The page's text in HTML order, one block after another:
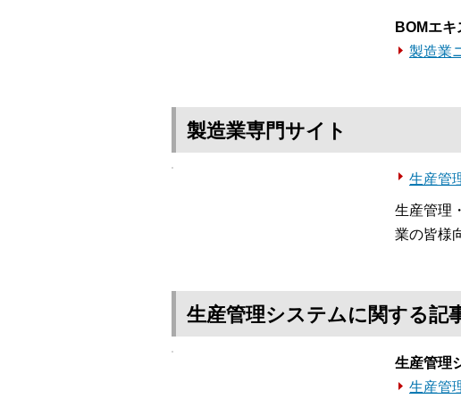
BOMエ
製造業
製造業専門サイト
生産管
生産管理
業の皆様
生産管理システムに関する記
生産管理
生産管